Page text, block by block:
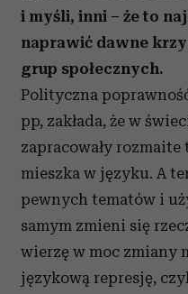
i myśli, inni – że to
naprawić dawne
grup społecznych.
Polityczna
pp, zakłada, że w
zapracowały
mieszka w języku. A
pewnych tematów i
samym zmieni się
wierzę w moc zmiany
językową represję,